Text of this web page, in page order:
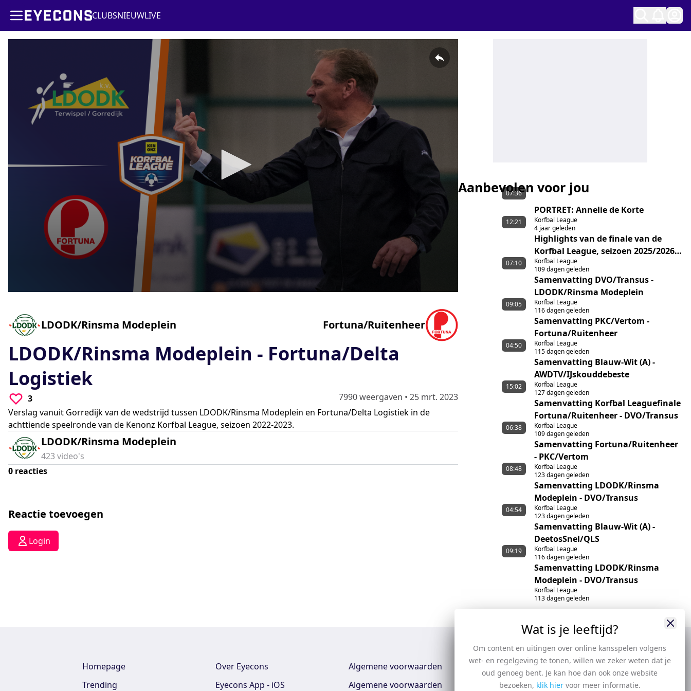
CLUBSNIEUWLIVE
secondsVolume
90%
LDODK/Rinsma Modeplein
- Fortuna/Ruitenheer
LDODK/Rinsma Modeplein - Fortuna/Delta
Logistiek
3 7990 weergaven • 25 mrt. 2023
Verslag vanuit Gorredijk van de wedstrijd tussen LDODK/Rinsma Modeplein en Fortuna/Delta Logistiek in de
achttiende speelronde van de Kenonz Korfbal League, seizoen 2022-2023.
LDODK/Rinsma Modeplein
423 video's
0 reacties
Reactie toevoegen
Login
Aanbevolen voor jou
07:36
PORTRET: Annelie de Korte
Korfbal League
4 jaar geleden
12:21
Highlights van de finale van de
Korfbal League, seizoen 2025/2026,
tussen Fortuna/Ruitenheer en
DVO/Transus
Korfbal League
109 dagen geleden
07:10
Samenvatting DVO/Transus -
LDODK/Rinsma Modeplein
Korfbal League
116 dagen geleden
09:05
Samenvatting PKC/Vertom -
Fortuna/Ruitenheer
Korfbal League
115 dagen geleden
04:50
Samenvatting Blauw-Wit (A) -
AWDTV/IJskouddebeste
Korfbal League
127 dagen geleden
15:02
Samenvatting Korfbal Leaguefinale
Fortuna/Ruitenheer - DVO/Transus
Korfbal League
109 dagen geleden
06:38
Samenvatting Fortuna/Ruitenheer
- PKC/Vertom
Korfbal League
123 dagen geleden
08:48
Samenvatting LDODK/Rinsma
Modeplein - DVO/Transus
Korfbal League
123 dagen geleden
04:54
Samenvatting Blauw-Wit (A) -
DeetosSnel/QLS
Korfbal League
116 dagen geleden
09:19
Samenvatting LDODK/Rinsma
Modeplein - DVO/Transus
Korfbal League
113 dagen geleden
Homepage
Trending
Over Eyecons
Eyecons App - iOS
Algemene voorwaarden
Algemene voorwaarden
Wat is je leeftijd?
Om content en uitingen over online kansspelen volgens
wet- en regelgeving te tonen, willen we zeker weten dat je
oud genoeg bent. Je kan hoe dan ook onze website
bezoeken, klik hier voor meer informatie.